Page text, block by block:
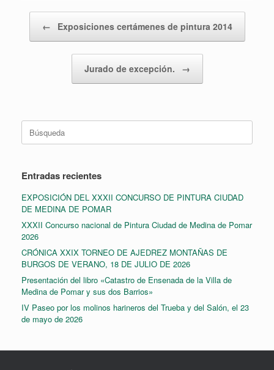
← Exposiciones certámenes de pintura 2014
Jurado de excepción. →
Buscar:
Entradas recientes
EXPOSICIÓN DEL XXXII CONCURSO DE PINTURA CIUDAD
DE MEDINA DE POMAR
XXXII Concurso nacional de Pintura Ciudad de Medina de Pomar
2026
CRÓNICA XXIX TORNEO DE AJEDREZ MONTAÑAS DE
BURGOS DE VERANO, 18 DE JULIO DE 2026
Presentación del libro «Catastro de Ensenada de la Villa de
Medina de Pomar y sus dos Barrios»
IV Paseo por los molinos harineros del Trueba y del Salón, el 23
de mayo de 2026